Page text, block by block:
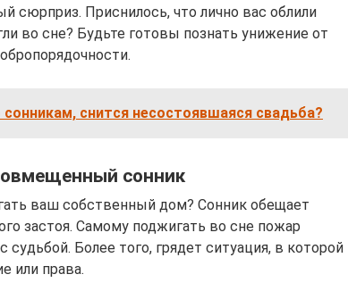
сюрприз. Приснилось, что лично вас облили
во сне? Будьте готовы познать унижение от
сонникам, снится несостоявшаяся свадьба?
сонник
ваш собственный дом? Сонник обещает
застоя. Самому поджигать во сне пожар
судьбой. Более того, грядет ситуация, в которой
или права.